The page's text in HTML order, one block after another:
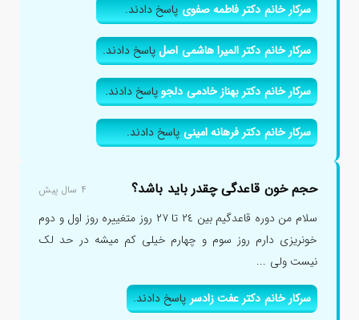
سرکار خانم دکتر فاطمه صفویپاسخ دادند.
سرکار خانم دکتر المیرا هاشمی اصلپاسخ دادند.
سرکار خانم دکتر بهناز خادمی دلجوپاسخ دادند.
سرکار خانم دکتر فرهانه امینیپاسخ دادند.
حجم خون قاعدگی چقدر باید باشد؟ ۴ سال پیش
سلام من دوره قاعدگیم بین ٢٤ تا ٢٧ روز متغییره روز اول و دوم
خونریزی دارم روز سوم و چهارم خیلی کم میشه در حد لک
نیست ولی ...
سرکار خانم دکتر عفت زادسرپاسخ دادند.